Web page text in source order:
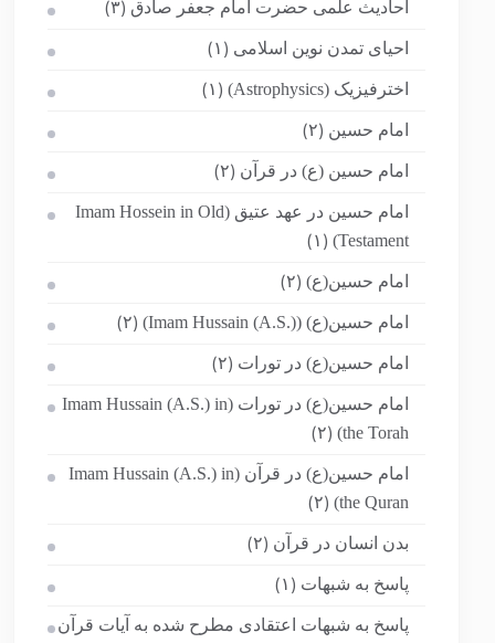
احادیث علمی حضرت امام جعفر صادق (۳)
احیای تمدن نوین اسلامی (۱)
اخترفیزیک (Astrophysics) (۱)
امام حسین (۲)
امام حسین (ع) در قرآن (۲)
امام حسین در عهد عتیق (Imam Hossein in Old
Testament)
(۱)
امام حسین(ع) (۲)
امام حسین(ع) (Imam Hussain (A.S.)) (۲)
امام حسین(ع) در تورات (۲)
امام حسین(ع) در تورات (Imam Hussain (A.S.) in
the Torah)
(۲)
امام حسین(ع) در قرآن (Imam Hussain (A.S.) in
the Quran)
(۲)
بدن انسان در قرآن (۲)
پاسخ به شبهات (۱)
پاسخ به شبهات اعتقادی مطرح شده به آیات قرآن